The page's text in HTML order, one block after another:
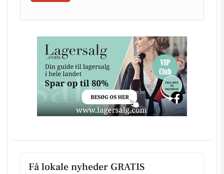
Få lokale nyheder GRATIS